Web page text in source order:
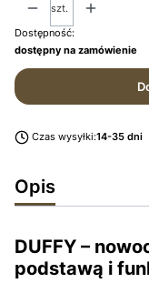
szt.
Dostępność:
dostępny na zamówienie
Czas wysyłki:14-35 dni
Opis
DUFFY –
podstawą i